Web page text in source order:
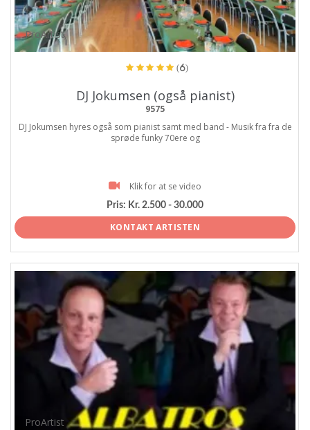
ProArtist
(6)
DJ Jokumsen (også pianist)
9575
DJ Jokumsen hyres også som pianist samt med band - Musik fra fra de
sprøde funky 70ere og
Klik for at se video
Pris: Kr. 2.500 - 30.000
KONTAKT ARTISTEN
ProArtist